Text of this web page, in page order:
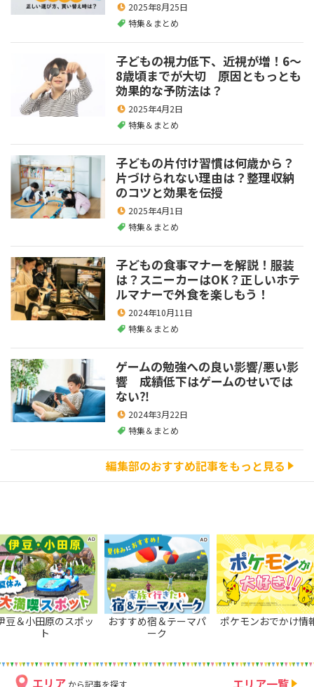
2025年8月25日
特集＆まとめ
子どもの視力低下、近視が増！6～
8歳頃までが大切 原因ともっとも
効果的な予防法は？
2025年4月2日
特集＆まとめ
子どもの片付け習慣は何歳から？
片づけられない理由は？整理収納
のコツと効果を伝授
2025年4月1日
特集＆まとめ
子どもの食事マナーを解説！服装
は？スニーカーはOK？正しいホテ
ルマナーで外食を楽しもう！
2024年10月11日
特集＆まとめ
ゲームの勉強への良い影響/悪い影
響 成績低下はゲームのせいでは
ない⁈
2024年3月22日
特集＆まとめ
編集部のおすすめ記事をもっと見る
豆＆小田原のスポッ
ト
おすすめ宿＆テーマパ
ーク
ポケモンおでかけ情
エリア から記事を探す エリア一覧